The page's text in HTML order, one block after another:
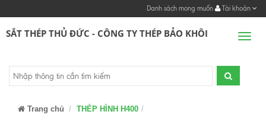
Danh sách mong muốn Tài khoản
SẮT THÉP THỦ ĐỨC - CÔNG TY THÉP BẢO KHÔI
Trang chủ THÉP HÌNH H400